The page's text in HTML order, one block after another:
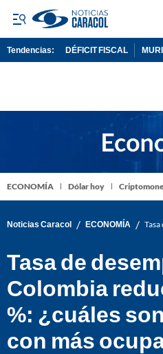
Tendencias: DÉFICIT FISCAL
ECONOMÍA Dólar hoy
Noticias Caracol / ECONOMÍA /
Tasa de
Colombia
%: ¿cuáles
con más